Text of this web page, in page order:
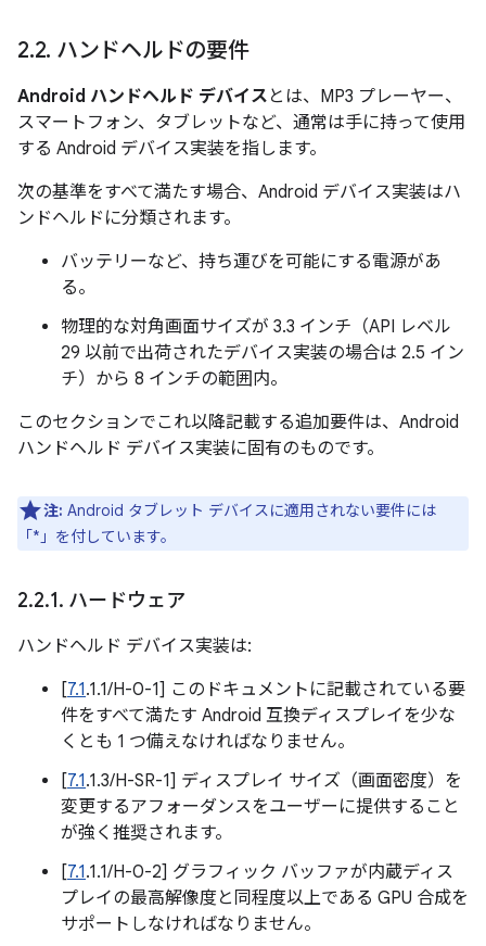
2.2. ハンドヘルドの要件
Android ハンドヘルド デバイス とは、MP3 プレーヤー、
スマートフォン、タブレットなど、通常は手に持って使用
する Android デバイス実装を指します。
次の基準をすべて満たす場合、Android デバイス実装はハ
ンドヘルドに分類されます。
バッテリーなど、持ち運びを可能にする電源があ
る。
物理的な対角画面サイズが 3.3 インチ（API レベル
29 以前で出荷されたデバイス実装の場合は 2.5 イン
チ）から 8 インチの範囲内。
このセクションでこれ以降記載する追加要件は、Android
ハンドヘルド デバイス実装に固有のものです。
注: Android タブレット デバイスに適用されない要件には
「*」を付しています。
2.2.1. ハードウェア
ハンドヘルド デバイス実装は:
[7.1.1.1/H-0-1] このドキュメントに記載されている要
件をすべて満たす Android 互換ディスプレイを少な
くとも 1 つ備えなければなりません。
[7.1.1.3/H-SR-1] ディスプレイ サイズ（画面密度）を
変更するアフォーダンスをユーザーに提供すること
が強く推奨されます。
[7.1.1.1/H-0-2] グラフィック バッファが内蔵ディス
プレイの最高解像度と同程度以上である GPU 合成を
サポートしなければなりません。